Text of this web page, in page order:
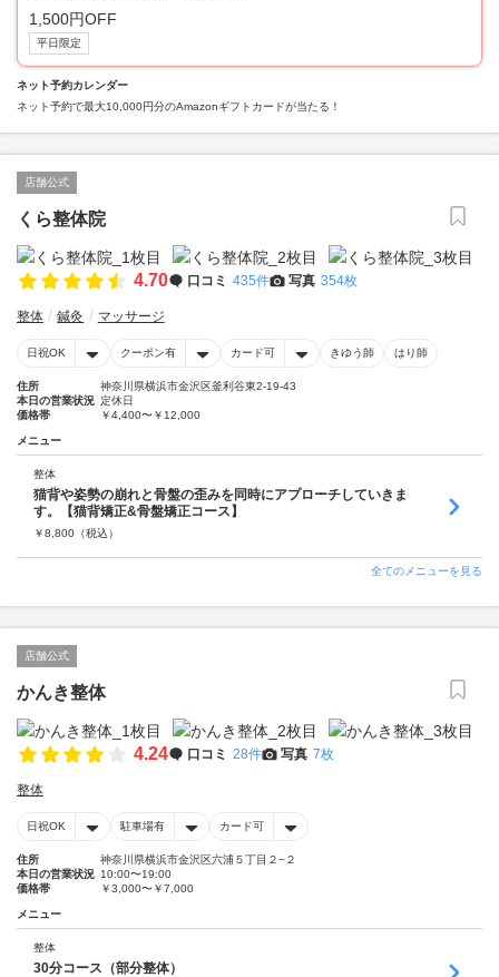
1,500円OFF
平日限定
ネット予約カレンダー
ネット予約で最大10,000円分のAmazonギフトカードが当たる！
店舗公式
くら整体院
4.70 口コミ 435件 写真 354枚
整体 鍼灸 マッサージ
日祝OK クーポン有 カード可 きゆう師 はり師
住所
神奈川県横浜市金沢区釜利谷東2-19-43
本日の営業状況 定休日
価格帯
￥4,400〜￥12,000
メニュー
整体
猫背や姿勢の崩れと骨盤の歪みを同時にアプローチしていきま
す。【猫背矯正&骨盤矯正コース】
￥8,800 （税込）
全てのメニューを見る
店舗公式
かんき整体
4.24 口コミ 28件 写真 7枚
整体
日祝OK 駐車場有 カード可
住所
神奈川県横浜市金沢区六浦５丁目２−２
本日の営業状況 10:00〜19:00
価格帯
￥3,000〜￥7,000
メニュー
整体
30分コース（部分整体）